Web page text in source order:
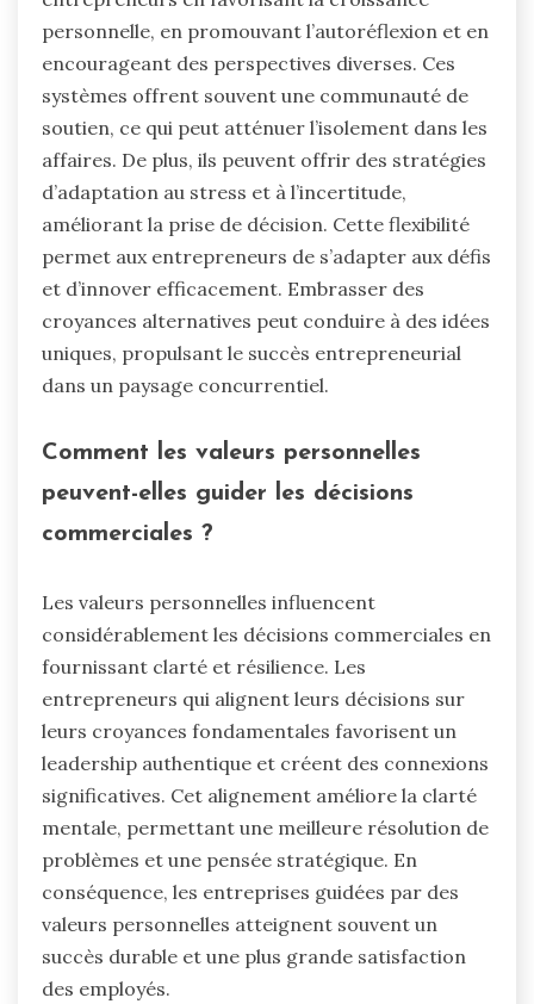
personnelle, en promouvant l’autoréflexion et en
encourageant des perspectives diverses. Ces
systèmes offrent souvent une communauté de
soutien, ce qui peut atténuer l’isolement dans les
affaires. De plus, ils peuvent offrir des stratégies
d’adaptation au stress et à l’incertitude,
améliorant la prise de décision. Cette flexibilité
permet aux entrepreneurs de s’adapter aux défis
et d’innover efficacement. Embrasser des
croyances alternatives peut conduire à des idées
uniques, propulsant le succès entrepreneurial
dans un paysage concurrentiel.
Comment les valeurs personnelles
peuvent-elles guider les décisions
commerciales ?
Les valeurs personnelles influencent
considérablement les décisions commerciales en
fournissant clarté et résilience. Les
entrepreneurs qui alignent leurs décisions sur
leurs croyances fondamentales favorisent un
leadership authentique et créent des connexions
significatives. Cet alignement améliore la clarté
mentale, permettant une meilleure résolution de
problèmes et une pensée stratégique. En
conséquence, les entreprises guidées par des
valeurs personnelles atteignent souvent un
succès durable et une plus grande satisfaction
des employés.